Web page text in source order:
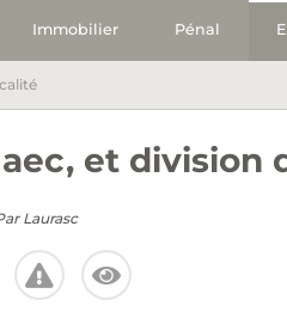
Immobilier Pénal
et division
Laurasc